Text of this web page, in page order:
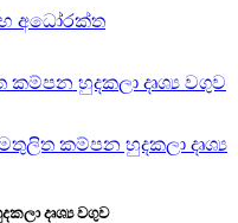
අධෝරක්ත
දෘශ්‍ය වගුව